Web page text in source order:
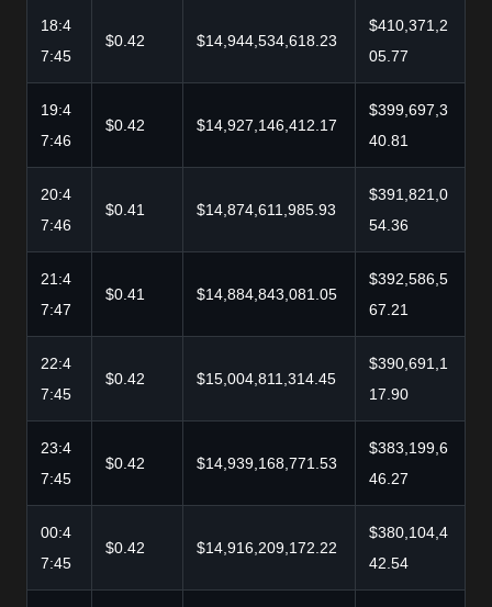
18:4
7:45
$0.42 $14,944,534,618.23
$410,371,2
05.77
19:4
7:46
$0.42 $14,927,146,412.17
$399,697,3
40.81
20:4
7:46
$0.41 $14,874,611,985.93
$391,821,0
54.36
21:4
7:47
$0.41 $14,884,843,081.05
$392,586,5
67.21
22:4
7:45
$0.42 $15,004,811,314.45
$390,691,1
17.90
23:4
7:45
$0.42 $14,939,168,771.53
$383,199,6
46.27
00:4
7:45
$0.42 $14,916,209,172.22
$380,104,4
42.54